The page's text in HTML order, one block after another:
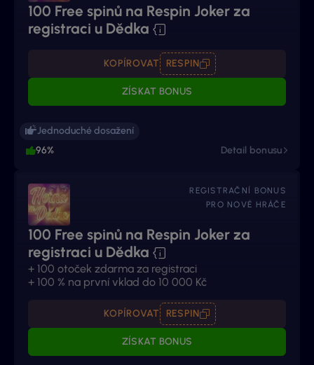
100 Free spinů na Respin Joker za
registraci u Dědka
KOPÍROVAT RESPIN
ZÍSKAT BONUS
Jednoduché dosažení
96%
Detail bonusu
REGISTRAČNÍ BONUS
PRO NOVÉ HRÁČE
100 Free spinů na Respin Joker za
registraci u Dědka
+ 100 otoček zdarma za registraci
+ 100 % na první vklad do 10 000 Kč
KOPÍROVAT RESPIN
ZÍSKAT BONUS